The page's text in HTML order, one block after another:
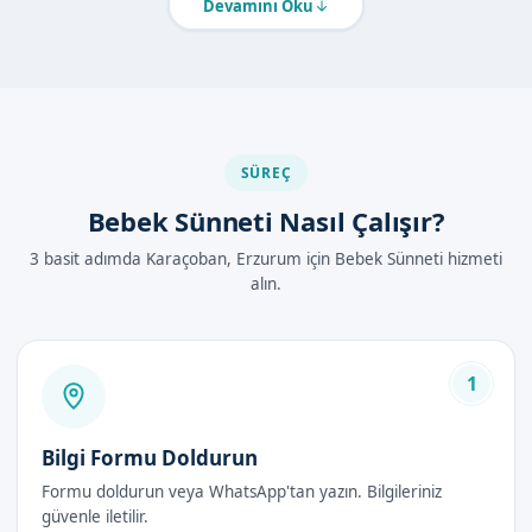
uyguladığımız yöntem, bebeklerin rahatlığı açısından daha
muayene edilir, ardından lokal anestezi uygulanır. İşlem
sırasında bebek tamamen uykudadır. İşlem sonrası, bebek
anestezi etkisinden çabuk çıkar ve normal aktivitelerine
İyileşme süreci kısa sürer.
Diğer sünnet yöntemlerine kıyasla daha az risk içerir.
Bebekler için ağrısız ve rahat bir süreç sunar.
Devamını Oku
SÜREÇ
Bebek Sünneti Nasıl Çalışır?
3 basit adımda Karaçoban, Erzurum için Bebek Sünneti hizmeti
alın.
1
Bilgi Formu Doldurun
Formu doldurun veya WhatsApp'tan yazın. Bilgileriniz
güvenle iletilir.